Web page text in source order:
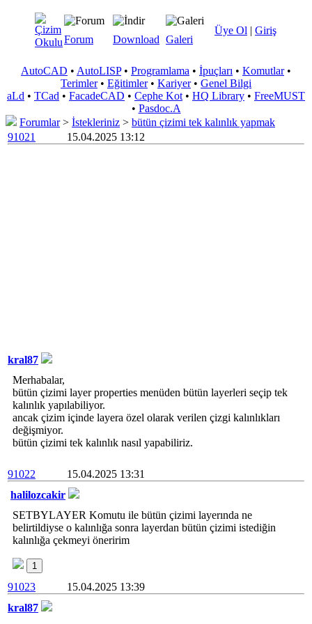
Üye Ol | Giriş
Forum Download Galeri
AutoCAD • AutoLISP• Programlama • İpuçları • Komutlar•
Terimler• Eğitimler• Kariyer• Genel Bilgi
aLd • TCad • FacadeCAD • Cephe Kot • HQ Library • FreeMUST
• Pasdoc.A
Forumlar> İstekleriniz > bütün çizimi tek kalınlık yapmak
91021
15.04.2025 13:12
kral87
Merhabalar,
bütün çizimi layer properties menüden bütün layerleri seçip tek
kalınlık yapılabiliyor.
ancak çizim içinde layera özel olarak verilen çizgi kalınlıkları
değişmiyor.
bütün çizimi tek kalınlık nasıl yapabiliriz.
91022
15.04.2025 13:31
halilozcakir
SETBYLAYER Komutu ile bütün çizimi layerında ne
belirtildiyse o kalınlığa sonra layerdan bütün çizimi istediğin
kalınlığa çekmeyi öneririm
1
91023
15.04.2025 13:39
kral87